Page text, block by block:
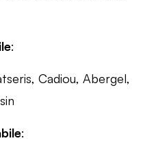
:
Cadiou, Abergel,
: